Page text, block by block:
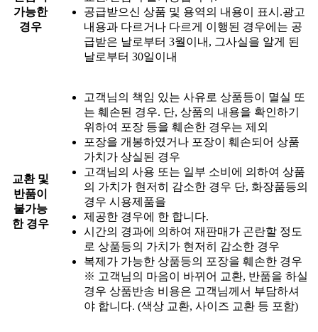
가능한
경우
공급받으신 상품 및 용역의 내용이 표시.광고
내용과 다르거나 다르게 이행된 경우에는 공
급받은 날로부터 3월이내, 그사실을 알게 된
날로부터 30일이내
교환 및
반품이
불가능
한 경우
고객님의 책임 있는 사유로 상품등이 멸실 또
는 훼손된 경우. 단, 상품의 내용을 확인하기
위하여 포장 등을 훼손한 경우는 제외
포장을 개봉하였거나 포장이 훼손되어 상품
가치가 상실된 경우
고객님의 사용 또는 일부 소비에 의하여 상품
의 가치가 현저히 감소한 경우 단, 화장품등의
경우 시용제품을
제공한 경우에 한 합니다.
시간의 경과에 의하여 재판매가 곤란할 정도
로 상품등의 가치가 현저히 감소한 경우
복제가 가능한 상품등의 포장을 훼손한 경우
※ 고객님의 마음이 바뀌어 교환, 반품을 하실
경우 상품반송 비용은 고객님께서 부담하셔
야 합니다. (색상 교환, 사이즈 교환 등 포함)